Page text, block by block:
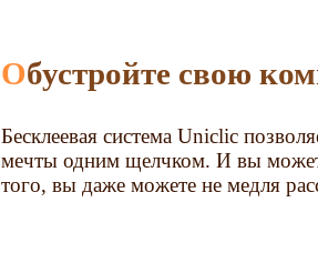
Обустройте свою
Бесклеевая система Uniclic
мечты одним щелчком. И вы
того, вы даже можете не медля